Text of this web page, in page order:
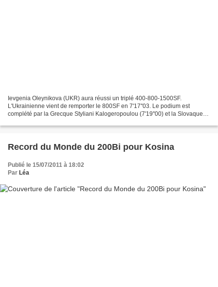
Ievgenia Oleynikova (UKR) aura réussi un triplé 400-800-1500SF.
L'Ukrainienne vient de remporter le 800SF en 7'17''03. Le podium est
complété par la Grecque Styliani Kalogeropoulou (7'19''00) et la Slovaque
Record du Monde du 200Bi pour Kosina
Publié le 15/07/2011 à 18:02
Par Léa